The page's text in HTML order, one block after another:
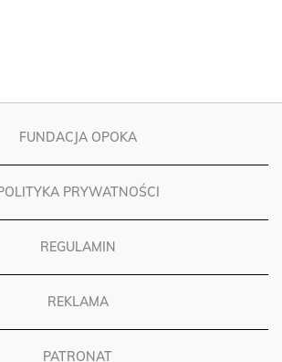
FUNDACJA OPOKA